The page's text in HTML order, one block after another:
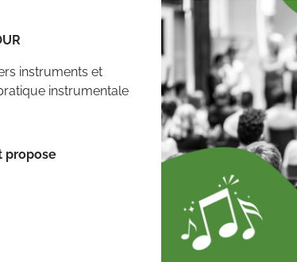
instruments et
instrumentale
propose